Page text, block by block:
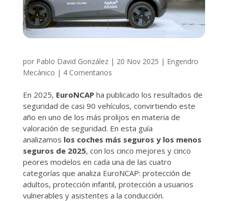
por Pablo David González| 20 Nov 2025 | Engendro
Mecánico | 4 Comentarios
En 2025, EuroNCAPha publicado los resultados de
seguridad de casi 90 vehículos, convirtiendo este
año en uno de los más prolijos en materia de
valoración de seguridad. En esta guía
analizamos los coches más seguros y los menos
seguros de 2025, con los cinco mejores y cinco
peores modelos en cada una de las cuatro
categorías que analiza EuroNCAP: protección de
adultos, protección infantil, protección a usuarios
vulnerables y asistentes a la conducción.